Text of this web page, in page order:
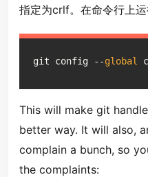
指定为crlf。在命令行上
git config --global
This will make git
better way. It will also,
complain a bunch, so
the complaints: